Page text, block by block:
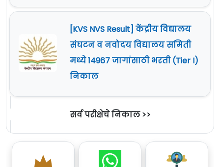
[KVS NVS Result] केंद्रीय विद्यालय
संघटन व नवोदय विद्यालय समिती
मध्ये 14967 जागांसाठी भरती (Tier I)
निकाल
सर्व परीक्षेचे निकाल >>